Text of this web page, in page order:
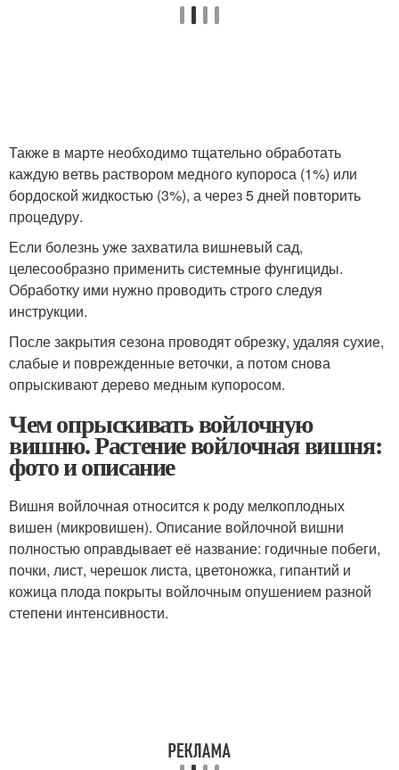
Также в марте необходимо тщательно обработать
каждую ветвь раствором медного купороса (1%) или
бордоской жидкостью (3%), а через 5 дней повторить
процедуру.
Если болезнь уже захватила вишневый сад,
целесообразно применить системные фунгициды.
Обработку ими нужно проводить строго следуя
инструкции.
После закрытия сезона проводят обрезку, удаляя сухие,
слабые и поврежденные веточки, а потом снова
опрыскивают дерево медным купоросом.
Чем опрыскивать войлочную
вишню. Растение войлочная вишня:
фото и описание
Вишня войлочная относится к роду мелкоплодных
вишен (микровишен). Описание войлочной вишни
полностью оправдывает её название: годичные побеги,
почки, лист, черешок листа, цветоножка, гипантий и
кожица плода покрыты войлочным опушением разной
степени интенсивности.